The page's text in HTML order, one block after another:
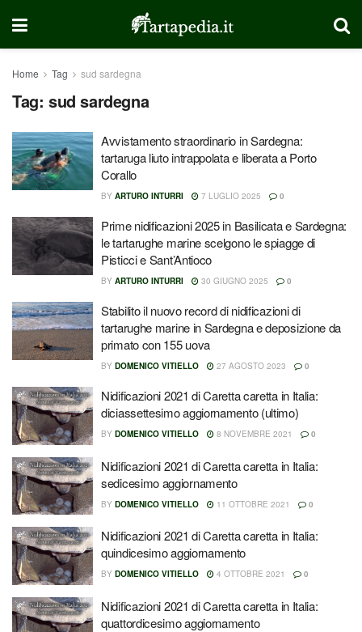
Home Tag sud sardegna
Tag: sud sardegna
Avvistamento straordinario in Sardegna:
tartaruga liuto intrappolata e liberata a Porto
Corallo
BY ARTURO INTURRI 7 LUGLIO 2025 0
Prime nidificazioni 2025 in Basilicata e Sardegna:
le tartarughe marine scelgono le spiagge di
Pisticci e Sant’Antioco
BY ARTURO INTURRI 30 GIUGNO 2025 0
Stabilito il nuovo record di nidificazioni di
tartarughe marine in Sardegna e deposizione da
primato con 155 uova
BY DOMENICO VITIELLO 27 AGOSTO 2023 0
Nidificazioni 2021 di Caretta caretta in Italia:
diciassettesimo aggiornamento (ultimo)
BY DOMENICO VITIELLO 8 NOVEMBRE 2021 0
Nidificazioni 2021 di Caretta caretta in Italia:
sedicesimo aggiornamento
BY DOMENICO VITIELLO 11 OTTOBRE 2021 0
Nidificazioni 2021 di Caretta caretta in Italia:
quindicesimo aggiornamento
BY DOMENICO VITIELLO 4 OTTOBRE 2021 0
Nidificazioni 2021 di Caretta caretta in Italia:
quattordicesimo aggiornamento